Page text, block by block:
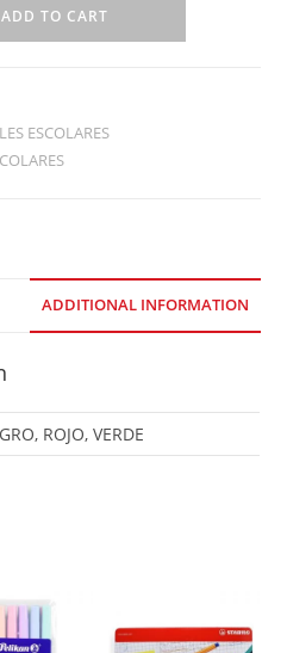
ADD TO CART
ESCOLARES
ADDITIONAL INFORMATION
ROJO, VERDE